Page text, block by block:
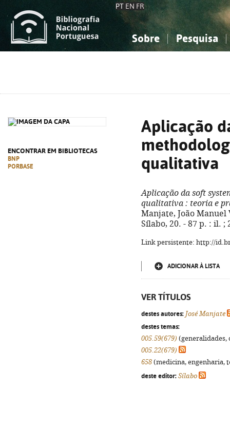
PT EN FR
Sobre Pesquisa
ENCONTRAR EM BIBLIOTECAS
BNP
PORBASE
Aplicação
qualitativa
Aplicação da soft
qualitativa : teoria e
Manjate, João Manuel
Sílabo, 20. - 87 p. : il. ;
Link persistente: http://
ADICIONAR À LISTA
VER TÍTULOS
destes autores: José Manjate
destes temas:
005.59(679) (generalidades,
005.22(679)
658 (medicina, engenharia,
deste editor: Sílabo